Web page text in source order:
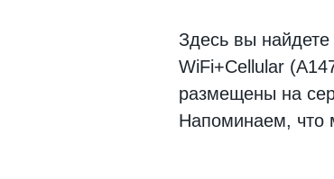
Здесь вы
WiFi+Cellular
размещены на
Напоминаем, что